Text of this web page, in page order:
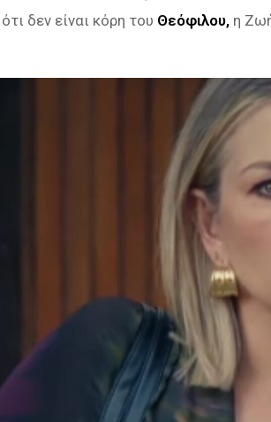
δεν είναι κόρη του Θεόφιλου, η